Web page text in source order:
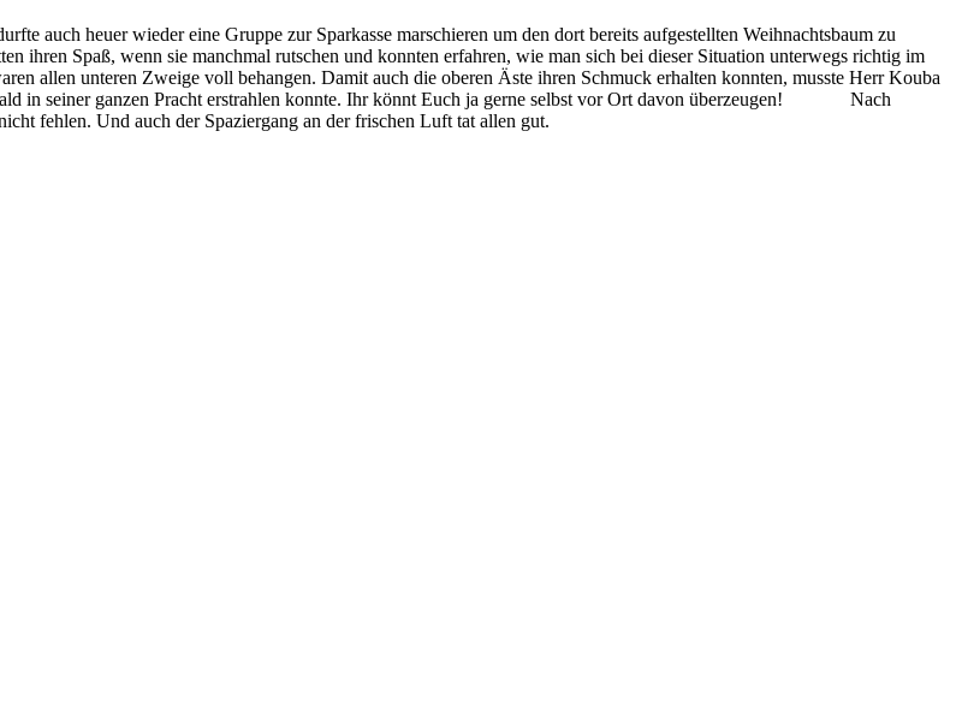
auch heuer wieder eine Gruppe zur Sparkasse marschieren um den dort bereits aufgestellten Weihnachtsbaum zu
ihren Spaß, wenn sie manchmal rutschen und konnten erfahren, wie man sich bei dieser Situation unterwegs richtig im
allen unteren Zweige voll behangen. Damit auch die oberen Äste ihren Schmuck erhalten konnten, musste Herr Kouba
in seiner ganzen Pracht erstrahlen konnte. Ihr könnt Euch ja gerne selbst vor Ort davon überzeugen! Nach
fehlen. Und auch der Spaziergang an der frischen Luft tat allen gut.